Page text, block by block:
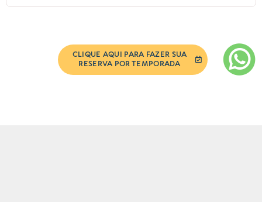
CLIQUE AQUI PARA FAZER SUA
RESERVA POR TEMPORADA